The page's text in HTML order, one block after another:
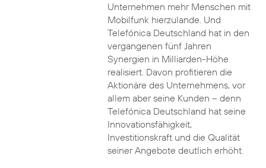
Unternehmen mehr Menschen mit
Mobilfunk hierzulande. Und
Telefónica Deutschland hat in den
vergangenen fünf Jahren
Synergien in Milliarden-Höhe
realisiert. Davon profitieren die
Aktionäre des Unternehmens, vor
allem aber seine Kunden – denn
Telefónica Deutschland hat seine
Innovationsfähigkeit,
Investitionskraft und die Qualität
seiner Angebote deutlich erhöht.